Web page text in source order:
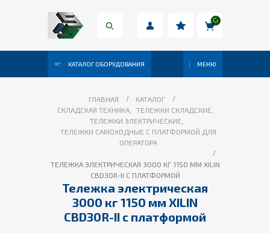
КАТАЛОГ ОБОРУДОВАНИЯ МЕНЮ
ГЛАВНАЯ
КАТАЛОГ
СКЛАДСКАЯ ТЕХНИКА, ТЕЛЕЖКИ СКЛАДСКИЕ
ТЕЛЕЖКИ ЭЛЕКТРИЧЕСКИЕ
ТЕЛЕЖКИ САМОХОДНЫЕ С ПЛАТФОРМОЙ ДЛЯ
ОПЕРАТОРА
ТЕЛЕЖКА ЭЛЕКТРИЧЕСКАЯ 3000 КГ 1150 ММ XILIN
CBD30R-II С ПЛАТФОРМОЙ
Тележка электрическая
3000 кг 1150 мм XILIN
CBD30R-II с платформой